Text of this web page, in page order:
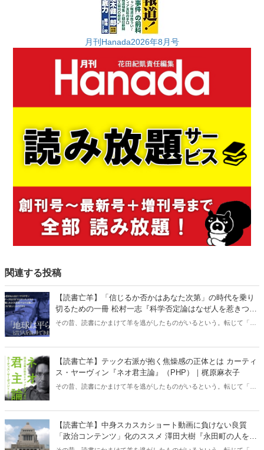
月刊Hanada2026年8月号
関連する投稿
【読書亡羊】「信じるか否かはあなた次第」の時代を乗り
切るための一冊 松村一志『科学否定論はなぜ人を惹きつけ
るのか』（ちくま新書）｜梶原麻衣子
その昔、読書にかまけて羊を逃がしたものがいるという。転じて「読
ある。元月刊『Hanada』編集部員のライター・梶原がお送りする時事
書評！
【読書亡羊】テック右派が抱く焦燥感の正体とは カーティ
ス・ヤーヴィン『ネオ君主論』（PHP）｜梶原麻衣子
その昔、読書にかまけて羊を逃がしたものがいるという。転じて「読
ある。元月刊『Hanada』編集部員のライター・梶原がお送りする時事
書評！
【読書亡羊】中身スカスカショート動画に負けない良質
「政治コンテンツ」化のススメ 澤田大樹『永田町の人をウ
ォッチしてみた』（カンゼン）｜梶原麻衣子